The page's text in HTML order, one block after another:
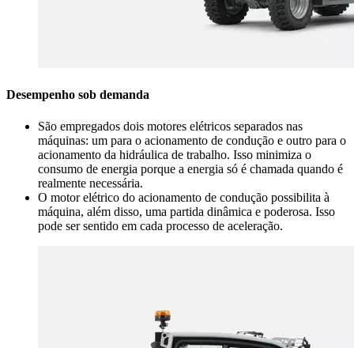
Desempenho sob demanda
São empregados dois motores elétricos separados nas
máquinas: um para o acionamento de condução e outro para o
acionamento da hidráulica de trabalho. Isso minimiza o
consumo de energia porque a energia só é chamada quando é
realmente necessária.
O motor elétrico do acionamento de condução possibilita à
máquina, além disso, uma partida dinâmica e poderosa. Isso
pode ser sentido em cada processo de aceleração.